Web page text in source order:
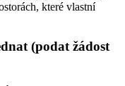
které vlastní
(podat žádost